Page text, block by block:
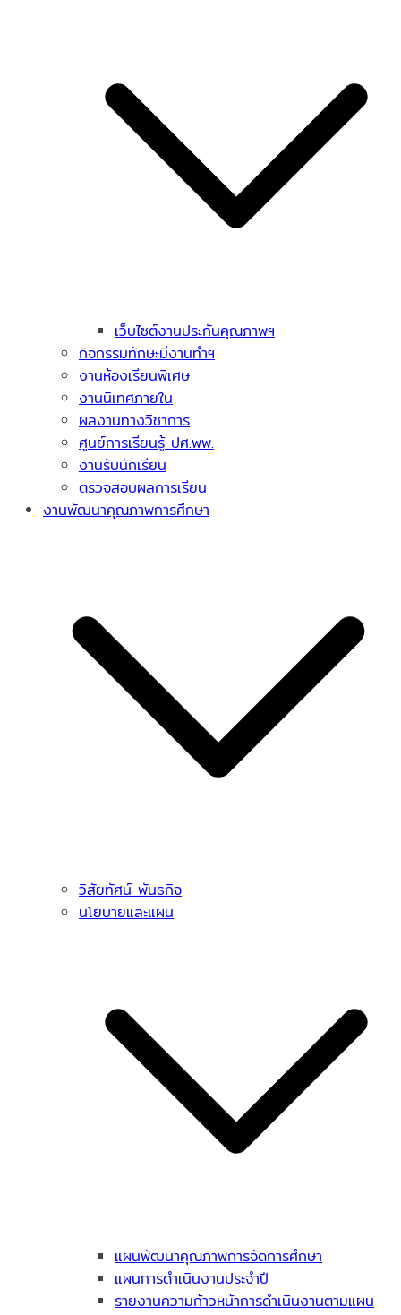
เว็บไซต์งานประกันคุณภาพฯ
กิจกรรมทักษะมีงานทำฯ
งานห้องเรียนพิเศษ
งานนิเทศภายใน
ผลงานทางวิชาการ
ศูนย์การเรียนรู้ ปศ.พพ.
งานรับนักเรียน
ตรวจสอบผลการเรียน
งานพัฒนาคุณภาพการศึกษา
วิสัยทัศน์ พันธกิจ
นโยบายและแผน
แผนพัฒนาคุณภาพการจัดการศึกษา
แผนการดำเนินงานประจำปี
รายงานความก้าวหน้าการดำเนินงานตามแผน